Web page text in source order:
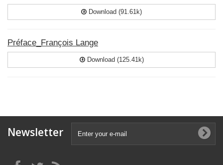
Download (91.61k)
Préface_François Lange
Download (125.41k)
Newsletter